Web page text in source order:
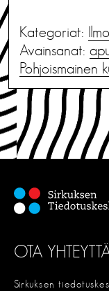
Kategoriat:
Avainsanat:
Pohjoismainen
OTA
Sirkuksen